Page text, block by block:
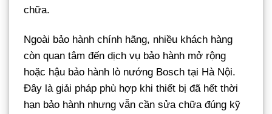
chữa.
Ngoài bảo hành chính hãng, nhiều khách hàng
còn quan tâm đến dịch vụ bảo hành mở rộng
hoặc hậu bảo hành lò nướng Bosch tại Hà Nội.
Đây là giải pháp phù hợp khi thiết bị đã hết thời
hạn bảo hành nhưng vẫn cần sửa chữa đúng kỹ